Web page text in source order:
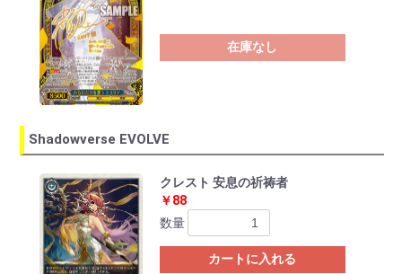
在庫なし
Shadowverse EVOLVE
クレスト 安息の祈祷者
￥88
数量
カートに入れる
Previous